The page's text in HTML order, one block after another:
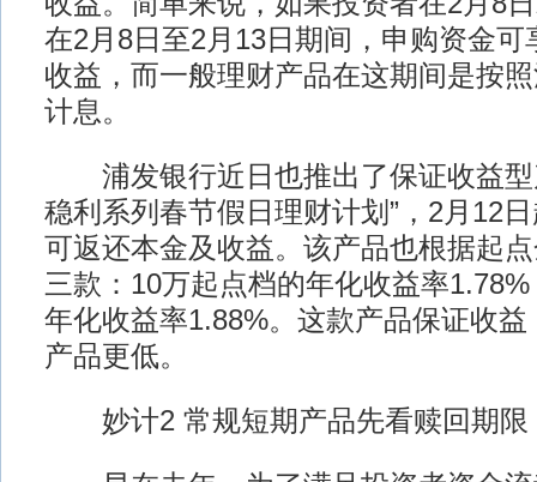
在2月8日至2月13日期间，申购资金可
收益，而一般理财产品在这期间是按
计息。
浦发银行近日也推出了保证收益
稳利系列春节假日理财计划”，2月12
可返还本金及收益。该产品也根据起
三款：10万起点档的年化收益率
年化收益率1.88%。这款产品保证收
产品更低。
妙计2 常规短期产品先看赎回期限